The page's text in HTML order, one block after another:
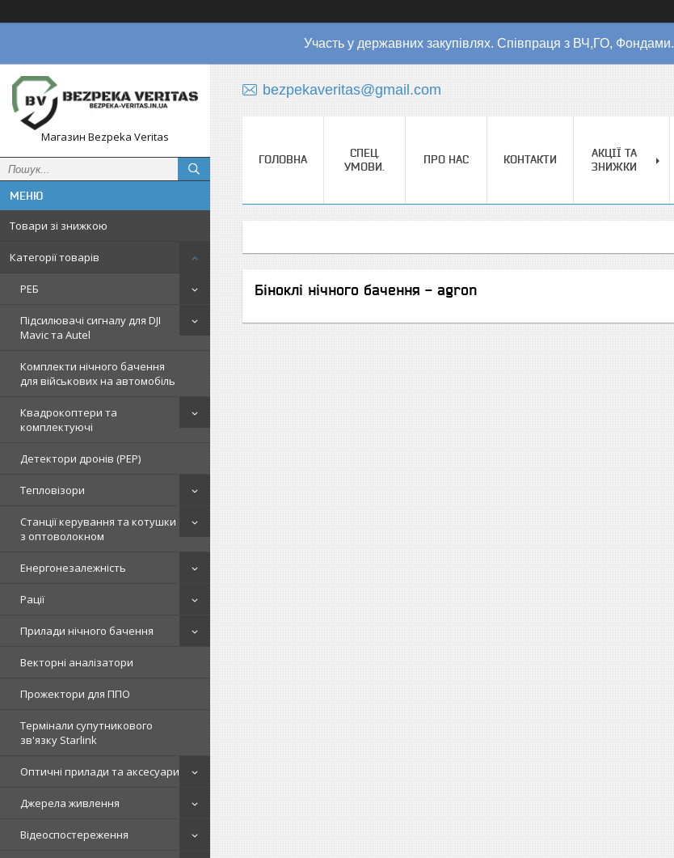
Участь у державних закупівлях. Співпраця з ВЧ,ГО, Фондами.
Магазин Bezpeka Veritas
Товари зі знижкою
Категорії товарів
РЕБ
Підсилювачі сигналу для DJI
Mavic та Autel
Комплекти нічного бачення
для військових на автомобіль
Квадрокоптери та
комплектуючі
Детектори дронів (РЕР)
Тепловізори
Станції керування та котушки
з оптоволокном
Енергонезалежність
Рації
Прилади нічного бачення
Векторні аналізатори
Прожектори для ППО
Термінали супутникового
зв'язку Starlink
Оптичні прилади та аксесуари
Джерела живлення
Відеоспостереження
bezpekaveritas@gmail.com
ГОЛОВНА
СПЕЦ.
УМОВИ.
ПРО НАС КОНТАКТИ
АКЦІЇ ТА
ЗНИЖКИ
Біноклі нічного бачення - agron